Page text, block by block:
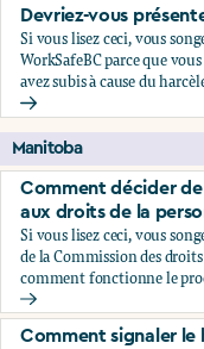
Devriez-vous
Si vous lisez ceci, vous
WorkSafeBC parce que
avez subis à cause du
Devriez-vous
Manitoba
Comment décider
aux droits de la
Si vous lisez ceci, vous
de la Commission des
comment fonctionne le
Comment décider
Comment signaler le